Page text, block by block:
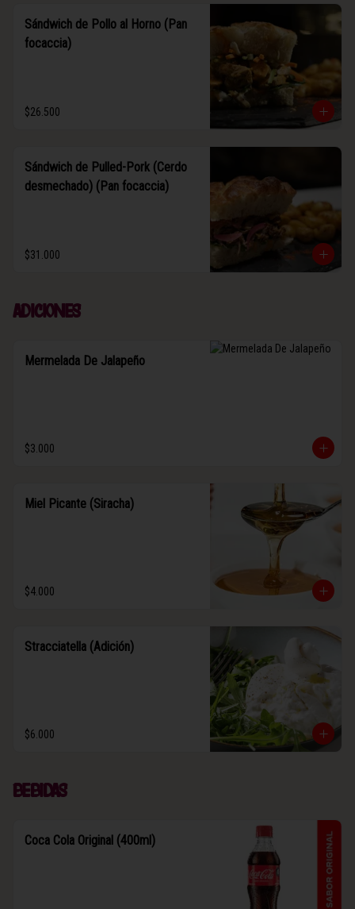
Sándwich de Pollo al Horno (Pan
focaccia)
$26.500
Sándwich de Pulled-Pork (Cerdo
desmechado) (Pan focaccia)
$31.000
Adiciones
Mermelada De Jalapeño
$3.000
Miel Picante (Siracha)
$4.000
Stracciatella (Adición)
$6.000
Bebidas
Coca Cola Original (400ml)